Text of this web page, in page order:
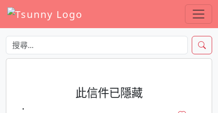
此信件已隱藏
·